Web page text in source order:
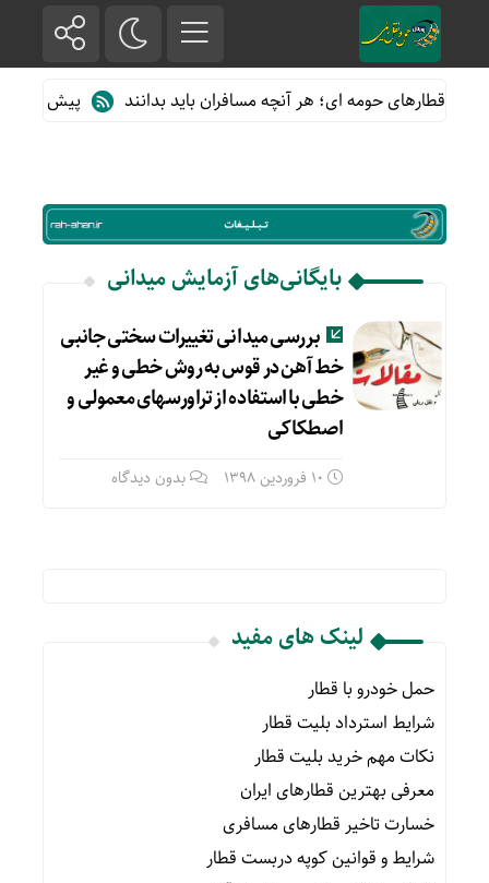
از قطارهای حومه ای؛ هر آنچه مسافران باید بدانند پیش فروش
بایگانی‌های آزمایش میدانی
بررسی میدانی تغییرات سختی جانبی
خط آهن در قوس به روش خطی و غیر
خطی با استفاده از تراورسهای معمولی و
اصطکاکی
10 فروردین 1398 بدون دیدگاه
لینک های مفید
حمل خودرو با قطار
شرایط استرداد بلیت قطار
نکات مهم خرید بلیت قطار
معرفی بهترین قطارهای ایران
خسارت تاخیر قطارهای مسافری
شرایط و قوانین کوپه دربست قطار